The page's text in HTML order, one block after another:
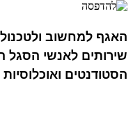
האגף למחשוב
שירותים לאנשי הסגל
הסטודנטים